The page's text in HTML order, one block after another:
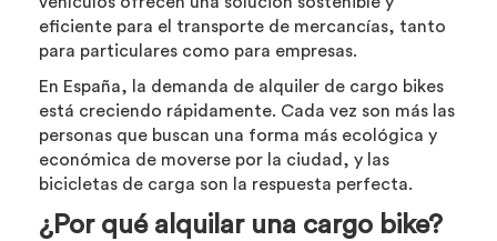
eficiente para el transporte de mercancías, tanto
para particulares como para empresas.
En España, la demanda de alquiler de cargo bikes
está creciendo rápidamente. Cada vez son más las
personas que buscan una forma más ecológica y
económica de moverse por la ciudad, y las
bicicletas de carga son la respuesta perfecta.
¿Por qué alquilar una cargo bike?